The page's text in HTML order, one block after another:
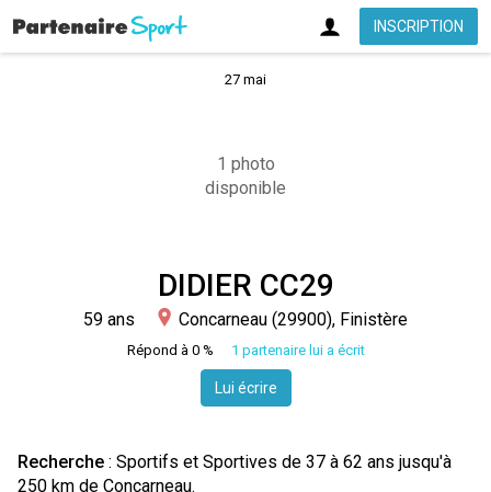
INSCRIPTION
27 mai
1 photo
disponible
DIDIER CC29
59 ans Concarneau (29900), Finistère
Répond à 0 % 1 partenaire lui a écrit
Lui écrire
Recherche : Sportifs et Sportives de 37 à 62 ans jusqu'à
250 km de Concarneau.